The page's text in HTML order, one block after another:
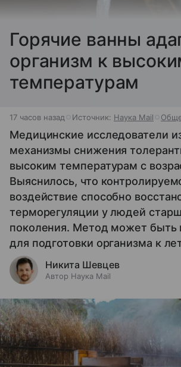
Горячие ванны
организм к
температурам
17 часов назад Источник: Наука Mail
Медицинские исследователи
механизмы снижения
высоким температурам с
Выяснилось, что
воздействие способно
терморегуляции у людей
поколения. Метод может быть
для подготовки организма к
Никита Шевцев
Автор Наука Mail